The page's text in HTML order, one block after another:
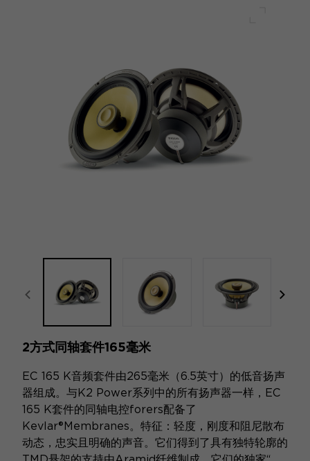
focal-naim-frontent::misc.prev_label
2方式同轴套件165毫米
EC 165 K音频套件由265毫米（6.5英寸）的低音扬声
器组成。与K2 Power系列中的所有扬声器一样，EC
165 K套件的同轴电控forers配备了
Kevlar®Membranes。特征：轻度，刚度和阻尼散布
动态，忠实且明确的声音。它们得到了具有独特轮廓的